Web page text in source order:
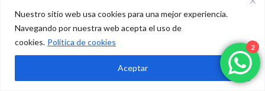
Nuestro sitio web usa cookies para una mejor experiencia.
Navegando por nuestra web acepta el uso de
cookies. Política de cookies
Aceptar
Del mismo modo, la concentración monopólica de
los medios de comunicación social que pretende
imponer pautas alienantes de consumo y cierta
uniformidad cultural es otra de las formas que
adopta el nuevo colonialismo. Es el colonialismo
2